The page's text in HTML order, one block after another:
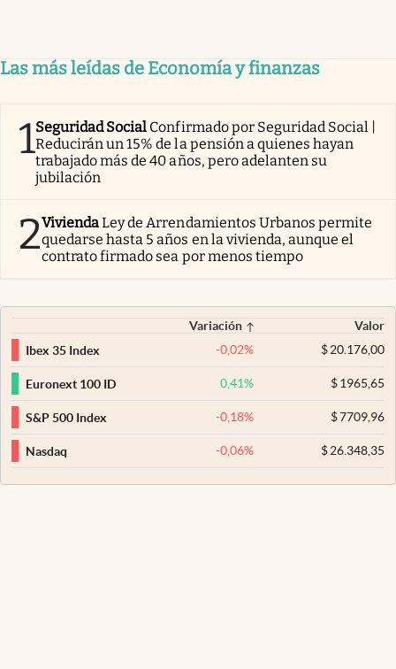
Las más leídas de Economía y finanzas
1Seguridad Social Confirmado por Seguridad Social |
Reducirán un 15% de la pensión a quienes hayan
trabajado más de 40 años, pero adelanten su
jubilación
2ViviendaLey de Arrendamientos Urbanos permite
quedarse hasta 5 años en la vivienda, aunque el
contrato firmado sea por menos tiempo
Variación
Valor
Ibex 35 Index
-0,02% $20.176,00
Euronext 100 ID 0,41% $1965,65
S&P 500 Index -0,18% $7709,96
Nasdaq -0,06% $26.348,35